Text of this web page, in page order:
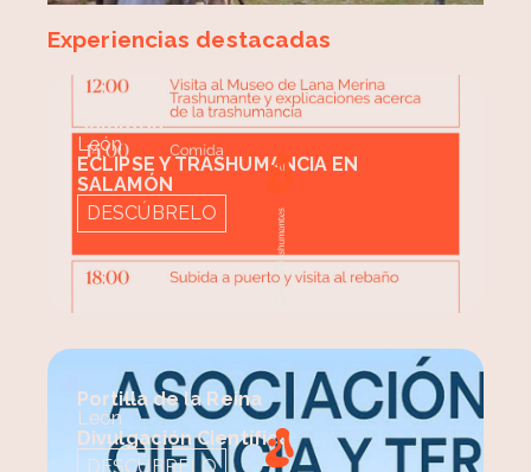
Experiencias destacadas
Salamón
León
ECLIPSE Y TRASHUMANCIA EN
SALAMÓN
DESCÚBRELO
Portilla de la Reina
León
Divulgación Científica
DESCÚBRELO